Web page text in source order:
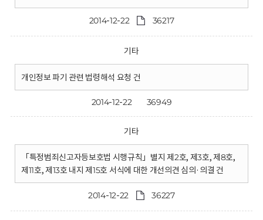
2014-12-22 36217
기타
개인정보 파기 관련 법령해석 요청 건
2014-12-22 36949
기타
「특정범죄신고자등보호법 시행규칙」별지 제2호, 제3호, 제8호,
제11호, 제13호 내지 제15호 서식에 대한 개선의견 심의·의결 건
2014-12-22 36227